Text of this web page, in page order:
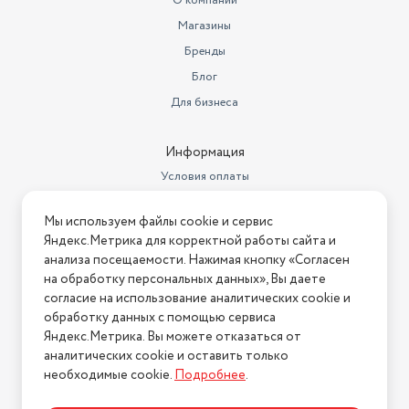
Преимущества перед аналогами
- Высокое давление – справляется с застарелыми
- Экономия времени – быстрая и эффективная очистка без
- Простота хранения – компактные размеры и удобная
STURM PW9223 – это профессиональный уровень
очистки в бытовом формате!
Пистолет-рас
оранжевый
220 В
Производительность
450 л/час
Материал помпы
алюминиевая
Бренд
Sturm!
Макс. температура нагрева
40 °С
Давление, бар
до 160 бар
Магазины
Бренды
Блог
Для бизнеса
Информация
Условия оплаты
Условия возврата
Нашли ошибку на сайте? Напишите нам
2026 © Интернет-магазин "АстМаркет". У нас есть всё!
Политика конфиденциальности
Мы используем файлы cookie и сервис
Яндекс.Метрика для корректной работы сайта и
анализа посещаемости. Нажимая кнопку «Согласен
на обработку персональных данных», Вы даете
согласие на использование аналитических cookie и
обработку данных с помощью сервиса
Яндекс.Метрика. Вы можете отказаться от
аналитических cookie и оставить только
необходимые cookie.Подробнее.